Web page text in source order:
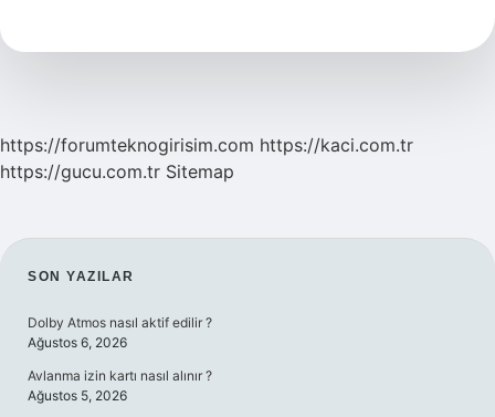
https://forumteknogirisim.com https://kaci.com.tr
https://gucu.com.tr Sitemap
SIDEBAR
SON YAZILAR
Dolby Atmos nasıl aktif edilir ?
Ağustos 6, 2026
Avlanma izin kartı nasıl alınır ?
Ağustos 5, 2026